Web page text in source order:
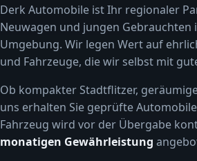
Derk Automobile ist Ihr regionaler
Neuwagen und jungen
Umgebung. Wir legen Wert auf
und Fahrzeuge, die wir selbst mit
Ob kompakter Stadtflitzer,
uns erhalten Sie geprüfte
Fahrzeug wird vor der Übergabe
monatigen Gewährleistung